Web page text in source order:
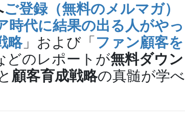
ご登録（無料のメルマガ）
時代に結果の出る人がやっ
略」および「 ファン顧客を
どのレポートが無料ダウン
顧客育成戦略の真髄が学べ